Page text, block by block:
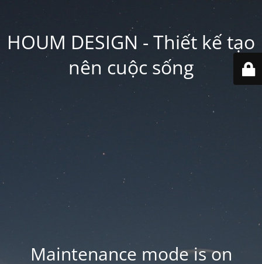
HOUM DESIGN - Thiết kế tạo
nên cuộc sống
Maintenance mode is on